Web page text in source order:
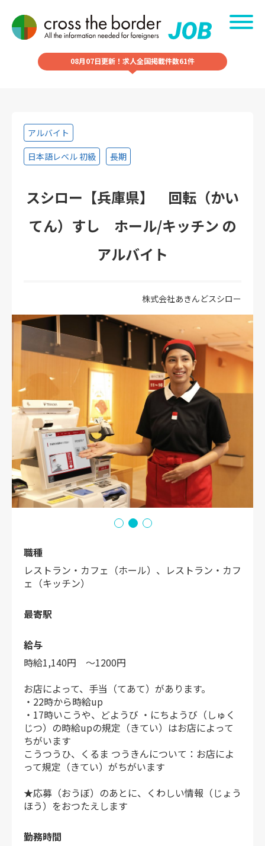
08月07日更新！求人全国掲載件数61件
アルバイト
日本語レベル 初級
長期
スシロー【兵庫県】 回転（かい
てん）すし ホール/キッチン の
アルバイト
株式会社あきんどスシロー
職種
レストラン・カフェ（ホール）、レストラン・カフ
ェ（キッチン）
最寄駅
給与
時給1,140円 ～1200円
お店によって、手当（てあて）があります。
・22時から時給up
・17時いこうや、どようび ・にちようび（しゅく
じつ）の時給upの規定（きてい）はお店によって
ちがいます
こうつうひ、くるま つうきんについて：お店によ
って規定（きてい）がちがいます
★応募（おうぼ）のあとに、くわしい情報（じょう
ほう）をおつたえします
勤務時間